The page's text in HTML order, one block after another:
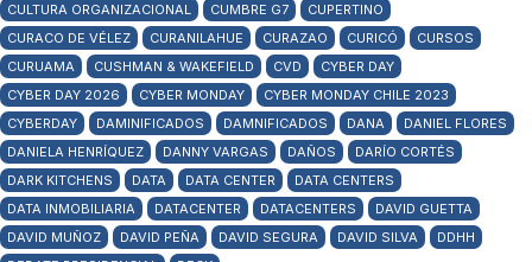
CULTURA ORGANIZACIONAL
CUMBRE G7
CUPERTINO
CURACO DE VÉLEZ
CURANILAHUE CURAZAO CURICÓ
CURSOS
CURUAMA
CUSHMAN & WAKEFIELD CVD
CYBER DAY
CYBER DAY 2026
CYBER MONDAY
CYBER MONDAY CHILE 2023
CYBERDAY
DAMINIFICADOS DAMNIFICADOS DANA
DANIEL FLORES
DANIELA HENRÍQUEZ
DANNY VARGAS DAÑOS
DARÍO CORTÉS
DARK KITCHENS
DATA DATA CENTER
DATA CENTERS
DATA INMOBILIARIA
DATACENTER DATACENTERS
DAVID GUETTA
DAVID MUÑOZ
DAVID PEÑA DAVID SEGURA DAVID SILVA
DDHH